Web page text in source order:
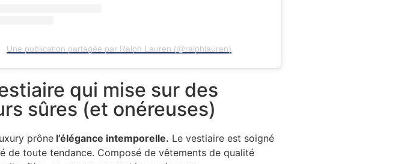
Une publication partagée par Ralph Lauren (@ralphlauren)
qui mise sur des
sûres (et onéreuses)
prône l’élégance intemporelle. Le vestiaire est soigné
de toute tendance. Composé de vêtements de qualité